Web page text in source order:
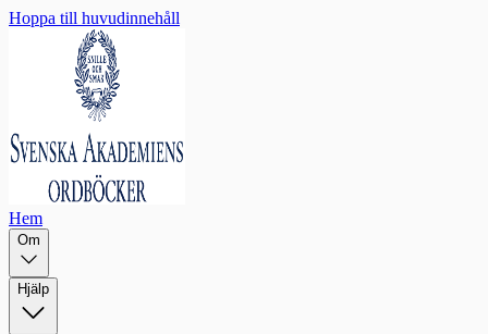
Hoppa till huvudinnehåll
Hem
Om
Hjälp